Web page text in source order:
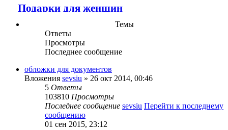
Подарки для женщин
Темы
Ответы
Просмотры
Последнее сообщение
обложки для документов
Вложения sevsiu » 26 окт 2014, 00:46
5 Ответы
103810 Просмотры
Последнее сообщение sevsiu Перейти к последнему
сообщению
01 сен 2015, 23:12